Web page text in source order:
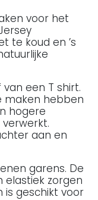
voor het
te koud en ’s
een T shirt.
maken hebben
hogere
aan en
garens. De
elastiek zorgen
geschikt voor